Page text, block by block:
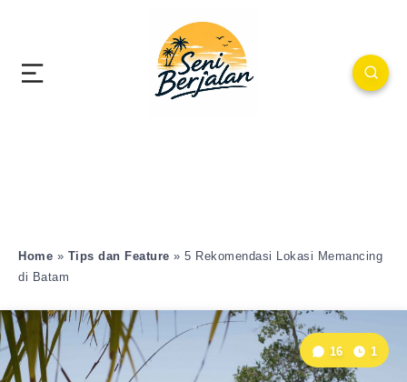
Home » Tips dan Feature » 5 Rekomendasi Lokasi Memancing
di Batam
16 1